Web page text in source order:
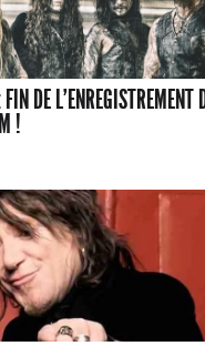
FIN DE L'ENREGISTREMENT
!